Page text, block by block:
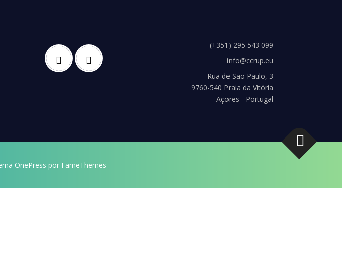
(+351) 295 543 099
info@ccrup.eu
Rua de São Paulo, 3
9760-540 Praia da Vitória
Açores - Portugal
OnePress por FameThemes